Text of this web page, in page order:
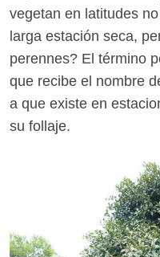
vegetan en latitudes
larga estación seca,
perennes? El término
que recibe el nombre
a que existe en
su follaje.